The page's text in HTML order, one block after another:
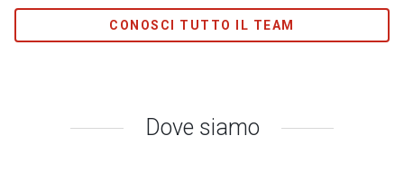
CONOSCI TUTTO IL TEAM
Dove siamo